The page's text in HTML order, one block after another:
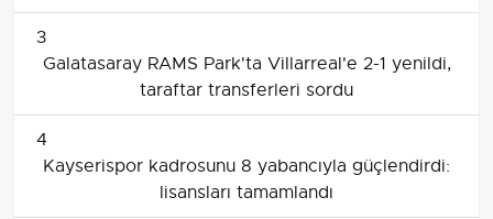
3
Galatasaray RAMS Park'ta Villarreal'e 2-1 yenildi,
taraftar transferleri sordu
4
Kayserispor kadrosunu 8 yabancıyla güçlendirdi:
lisansları tamamlandı